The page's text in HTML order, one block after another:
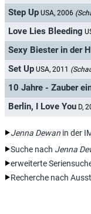
Step Up USA, 2006
Love Lies Bleeding
Sexy Biester in der
Set Up USA, 2011
10 Jahre - Zauber
Berlin, I Love You D,
Jenna Dewan in der
Suche nach Jenna
erweiterte
Recherche nach